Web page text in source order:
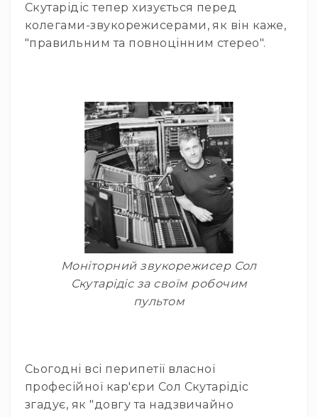
Всі
мікрофони
Мікрофонне
та
комплектуючі
Навушники
Універсальні
Для
аудіофілів
Для
спорту
Для
моніторингу
Dj
та
фільмів/
ТБ
Для
Скутарідіс тепер хизується перед
колегами-звукорежисерами, як він каже,
"правильним та повноцінним стерео".
Моніторний звукорежисер Сол
Скутарідіс за своїм робочим
пультом
Сьогодні всі перипетії власної
професійної кар'єри Сол Скутарідіс
згадує, як "довгу та надзвичайно